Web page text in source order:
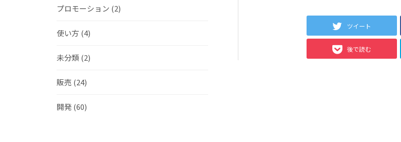
ツイート
後で読む
プロモーション (2)
使い方 (4)
未分類 (2)
販売 (24)
開発(60)